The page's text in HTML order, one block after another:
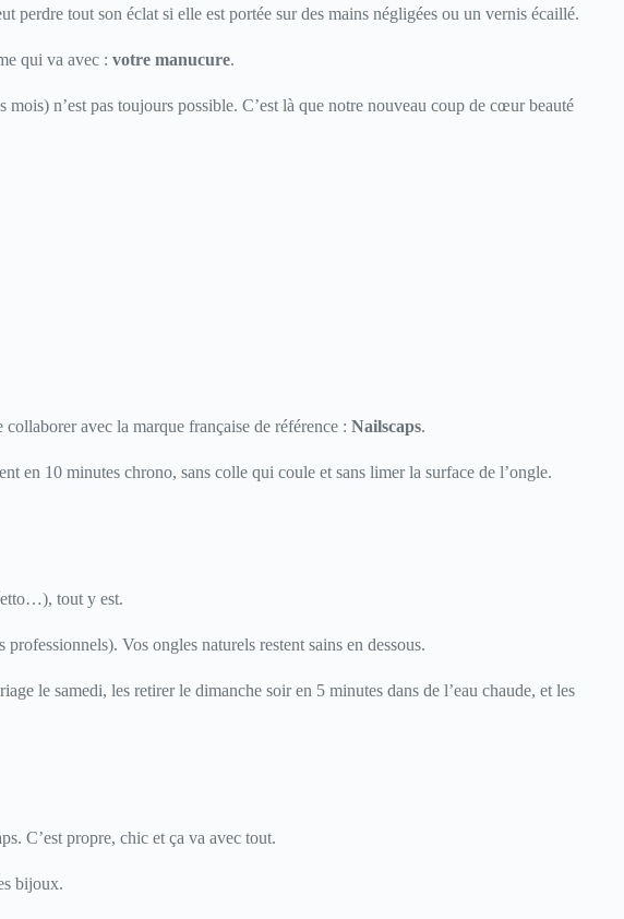
perdre tout son éclat si elle est portée sur des mains négligées ou un vernis écaillé.
qui va avec : votre manucure.
n’est pas toujours possible. C’est là que notre nouveau coup de cœur beauté
avec la marque française de référence : Nailscaps.
en 10 minutes chrono, sans colle qui coule et sans limer la surface de l’ongle.
tout y est.
Vos ongles naturels restent sains en dessous.
le samedi, les retirer le dimanche soir en 5 minutes dans de l’eau chaude, et les
C’est propre, chic et ça va avec tout.
bijoux.